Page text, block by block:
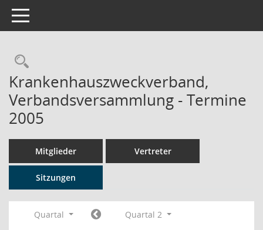
Toggle navigation
Rechercheauswahl
Krankenhauszweckverband,
Verbandsversammlung - Termine
2005
Mitglieder Vertreter
Sitzungen
Quartal
Quartal 2